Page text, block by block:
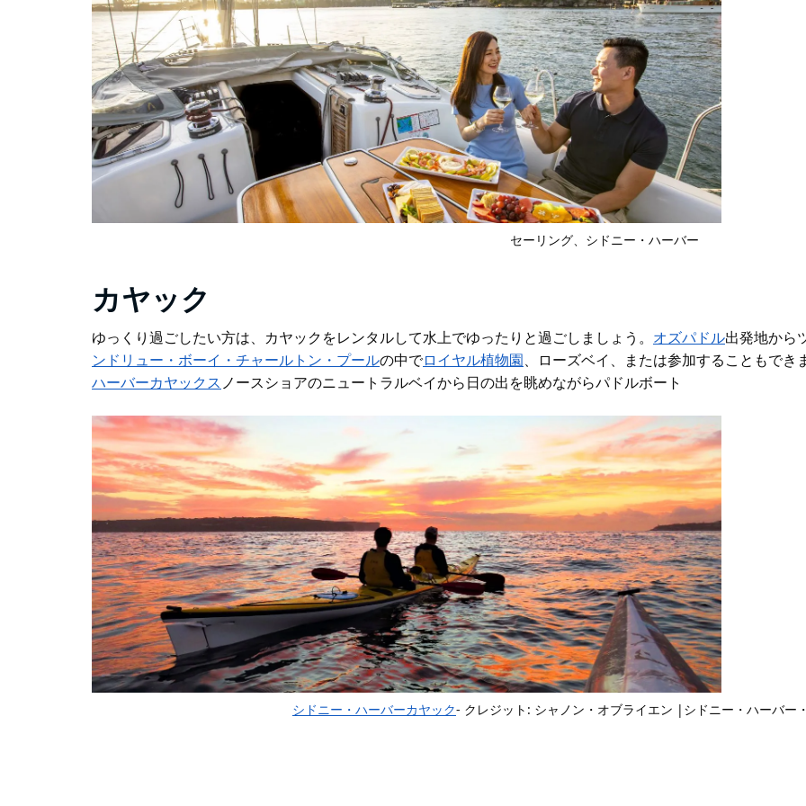
セーリング、シドニー・ハーバー
カヤック
ゆっくり過ごしたい方は、カヤックをレンタルして水上でゆったりと過ごしましょう。 オズパドル出発地から
ンドリュー・ボーイ・チャールトン・プールの中でロイヤル植物園、ローズベイ、または参加することもでき
ハーバーカヤックス ノースショアのニュートラルベイから日の出を眺めながらパドルボート
シドニー・ハーバーカヤック- クレジット: シャノン・オブライエン |シドニー・ハーバー